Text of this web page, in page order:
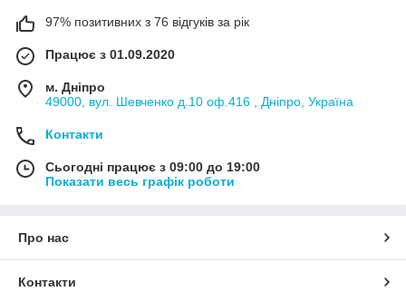
97% позитивних з 76 відгуків за рік
Працює з 01.09.2020
м. Дніпро
49000, вул. Шевченко д.10 оф.416 , Дніпро, Україна
Контакти
Сьогодні працює з 09:00 до 19:00
Показати весь графік роботи
Про нас
Контакти